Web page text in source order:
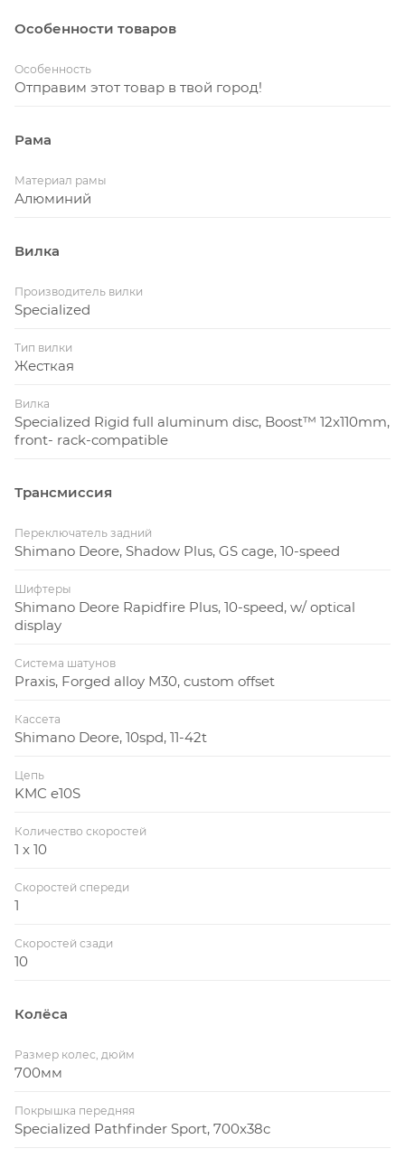
Особенности товаров
Особенность
Отправим этот товар в твой город!
Рама
Материал рамы
Алюминий
Вилка
Производитель вилки
Specialized
Тип вилки
Жесткая
Вилка
Specialized Rigid full aluminum disc, Boost™ 12x110mm,
front- rack-compatible
Трансмиссия
Переключатель задний
Shimano Deore, Shadow Plus, GS cage, 10-speed
Шифтеры
Shimano Deore Rapidfire Plus, 10-speed, w/ optical
display
Система шатунов
Praxis, Forged alloy M30, custom offset
Кассета
Shimano Deore, 10spd, 11-42t
Цепь
KMC e10S
Количество скоростей
1 x 10
Скоростей спереди
1
Скоростей сзади
10
Колёса
Размер колес, дюйм
700мм
Покрышка передняя
Specialized Pathfinder Sport, 700x38c